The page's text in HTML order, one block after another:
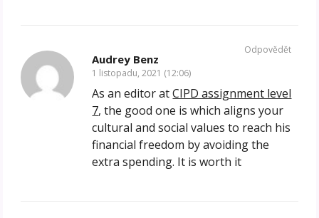
Audrey Benz
1 listopadu, 2021 (12:06)
As an editor atCIPD assignment level
7, the good one is which aligns your
cultural and social values to reach his
financial freedom by avoiding the
extra spending. It is worth it
Odpovědět